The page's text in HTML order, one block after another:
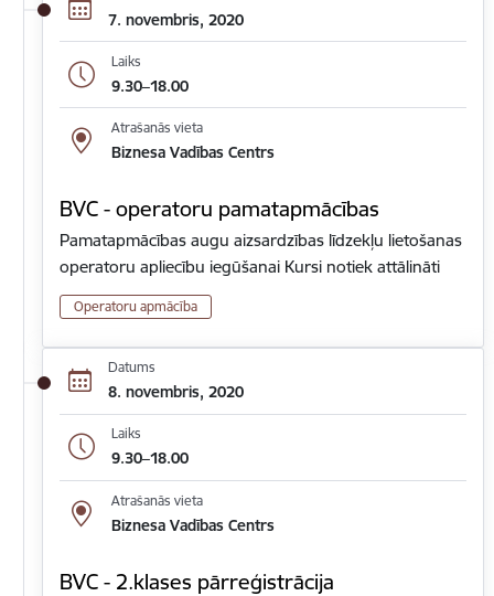
7. novembris, 2020
Laiks
9.30–18.00
Atrašanās vieta
Biznesa Vadības Centrs
BVC - operatoru pamatapmācības
Pamatapmācības augu aizsardzības līdzekļu lietošanas
operatoru apliecību iegūšanai Kursi notiek attālināti
Operatoru apmācība
Datums
8. novembris, 2020
Laiks
9.30–18.00
Atrašanās vieta
Biznesa Vadības Centrs
BVC - 2.klases pārreģistrācija